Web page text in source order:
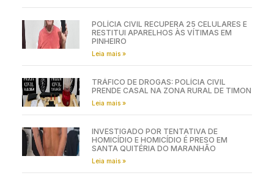
POLÍCIA CIVIL RECUPERA 25 CELULARES E
RESTITUI APARELHOS ÀS VÍTIMAS EM
PINHEIRO
Leia mais »
TRÁFICO DE DROGAS: POLÍCIA CIVIL
PRENDE CASAL NA ZONA RURAL DE TIMON
Leia mais »
INVESTIGADO POR TENTATIVA DE
HOMICÍDIO E HOMICÍDIO É PRESO EM
SANTA QUITÉRIA DO MARANHÃO
Leia mais »